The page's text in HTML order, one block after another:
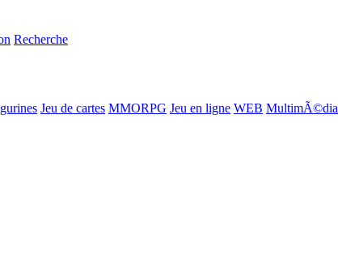
Recherche
Jeu de cartes MMORPG Jeu en ligne WEB MultimÃ©dia